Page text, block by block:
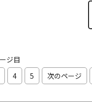
ジ目
4 5 次のページ